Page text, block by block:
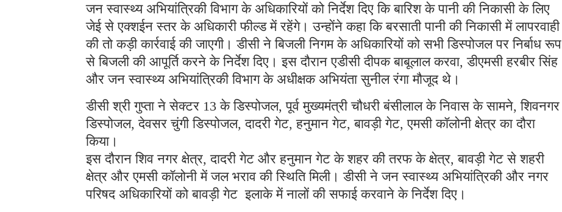
जन स्वास्थ्य अभियांत्रिकी विभाग के अधिकारियों को निर्देश दिए कि बारिश के पानी की निकासी के लिए
जेई से एक्शईन स्तर के अधिकारी फील्ड में रहेंगे। उन्होंने कहा कि बरसाती पानी की निकासी में लापरवाही
की तो कड़ी कार्रवाई की जाएगी। डीसी ने बिजली निगम के अधिकारियों को सभी डिस्पोजल पर निर्बाध रूप
से बिजली की आपूर्ति करने के निर्देश दिए। इस दौरान एडीसी दीपक बाबूलाल करवा, डीएमसी हरबीर सिंह
और जन स्वास्थ्य अभियांत्रिकी विभाग के अधीक्षक अभियंता सुनील रंगा मौजूद थे।
डीसी श्री गुप्ता ने सेक्टर 13 के डिस्पोजल, पूर्व मुख्यमंत्री चौधरी बंसीलाल के निवास के सामने, शिवनगर
डिस्पोजल, देवसर चुंगी डिस्पोजल, दादरी गेट, हनुमान गेट, बावड़ी गेट, एमसी कॉलोनी क्षेत्र का दौरा
किया।
इस दौरान शिव नगर क्षेत्र, दादरी गेट और हनुमान गेट के शहर की तरफ के क्षेत्र, बावड़ी गेट से शहरी
क्षेत्र और एमसी कॉलोनी में जल भराव की स्थिति मिली। डीसी ने जन स्वास्थ्य अभियांत्रिकी और नगर
परिषद अधिकारियों को बावड़ी गेट इलाके में नालों की सफाई करवाने के निर्देश दिए।